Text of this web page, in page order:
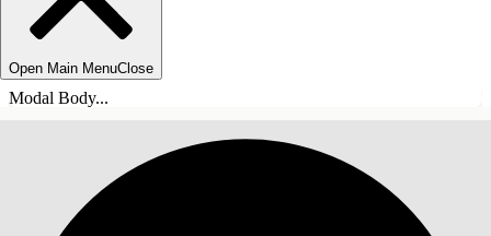
Open Main MenuClose
Modal Body...